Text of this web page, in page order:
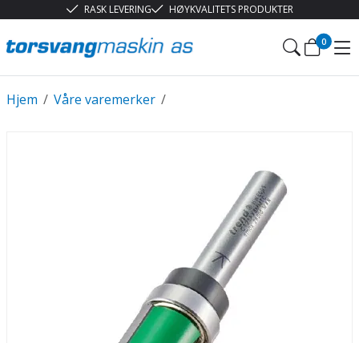
RASK LEVERING HØYKVALITETS PRODUKTER
0
/
Hjem /
Våre varemerker